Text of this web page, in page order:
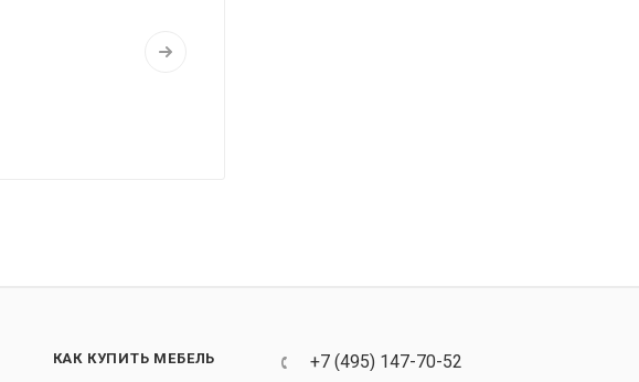
КАК КУПИТЬ МЕБЕЛЬ +7 (495) 147-70-52